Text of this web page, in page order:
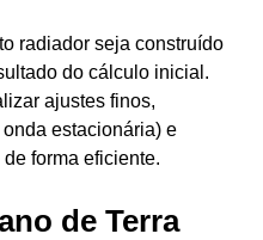
radiador seja construído
do cálculo inicial.
ajustes finos,
estacionária) e
forma eficiente.
de Terra